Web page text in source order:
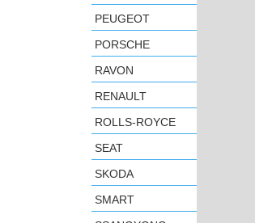
PEUGEOT
PORSCHE
RAVON
RENAULT
ROLLS-ROYCE
SEAT
SKODA
SMART